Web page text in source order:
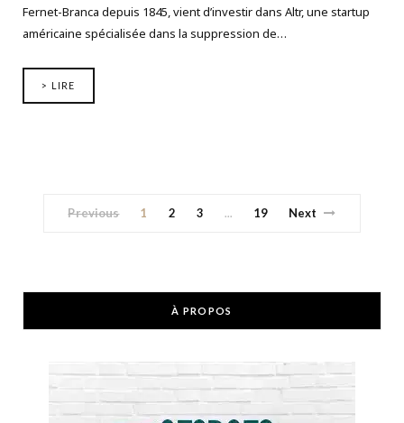
Fernet-Branca depuis 1845, vient d’investir dans Altr, une startup
américaine spécialisée dans la suppression de…
> LIRE
Previous 1 2 3 … 19 Next
À PROPOS